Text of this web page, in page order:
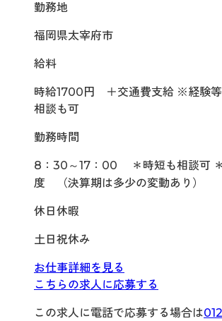
勤務地
福岡県太宰府市
給料
時給1700円 ＋交通費支給 ※経験
相談も可
勤務時間
8：30～17：00 ＊時短も相談可
度 （決算期は多少の変動あり）
休日休暇
土日祝休み
お仕事詳細を見る
こちらの求人に応募する
この求人に電話で応募する場合は